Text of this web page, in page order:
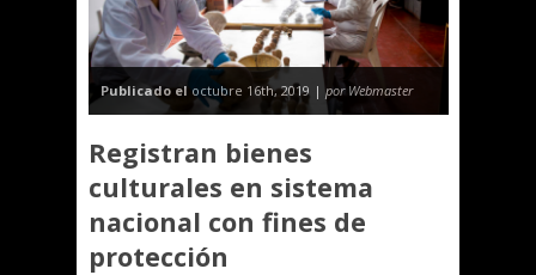
Publicado el octubre 16th, 2019 |por Webmaster
Registran bienes
culturales en sistema
nacional con fines de
protección